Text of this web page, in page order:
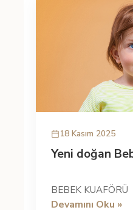
18 Kasım 2025
Yeni doğan
BEBEK KUAFÖRÜ
Devamını Oku »